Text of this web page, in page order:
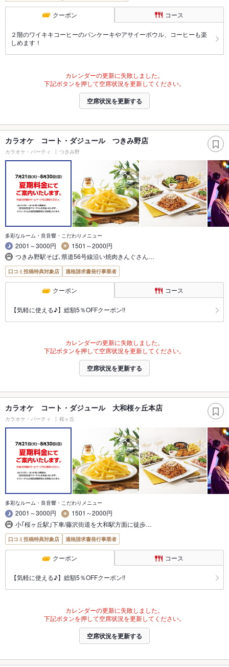
クーポン コース
２階のワイキキコーヒーのパンケーキやアサイーボウル、コーヒーも楽
しめます！
カレンダーの更新に失敗しました。
下記ボタンを押して空席状況を更新してください。
空席状況を更新する
カラオケ コート・ダジュール つきみ野店
カラオケ・パーティ つきみ野
多彩なルーム・良音響・こだわりメニュー
2001～3000円
1501～2000円
つきみ野駅そば､県道56号線沿い焼肉きんぐさん…
口コミ投稿特典対象店 適格請求書発行事業者
クーポン コース
【気軽に使える♪】総額5％OFFクーポン!!
カレンダーの更新に失敗しました。
下記ボタンを押して空席状況を更新してください。
空席状況を更新する
カラオケ コート・ダジュール 大和桜ヶ丘本店
カラオケ・パーティ 桜ヶ丘
多彩なルーム・良音響・こだわりメニュー
2001～3000円
1501～2000円
小｢桜ヶ丘駅｣下車/藤沢街道を大和駅方面に徒歩…
口コミ投稿特典対象店 適格請求書発行事業者
クーポン コース
【気軽に使える♪】総額5％OFFクーポン!!
カレンダーの更新に失敗しました。
下記ボタンを押して空席状況を更新してください。
空席状況を更新する